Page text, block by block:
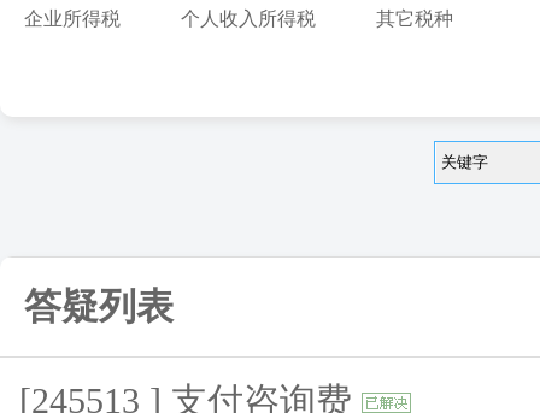
企业所得税 个人收入所得税 其它税种
答疑列表
[245513 ] 支付咨询费